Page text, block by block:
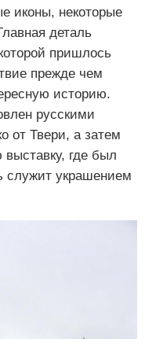
иконы, некоторые
деталь
пришлось
прежде чем
историю.
русскими
от Твери, а затем
где был
служит украшением